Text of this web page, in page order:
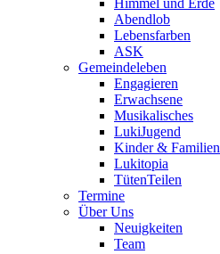
Himmel und Erde
Abendlob
Lebensfarben
ASK
Gemeindeleben
Engagieren
Erwachsene
Musikalisches
LukiJugend
Kinder & Familien
Lukitopia
TütenTeilen
Termine
Über Uns
Neuigkeiten
Team